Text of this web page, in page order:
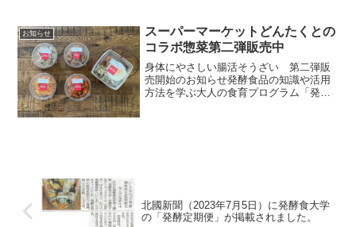
お知らせ
スーパーマーケットどんたくとの
コラボ惣菜第二弾販売中
身体にやさしい腸活そうざい 第二弾販
売開始のお知らせ発酵食品の知識や活用
方法を学ぶ大人の食育プログラム「発酵
北國新聞（2023年7月5日）に発酵食大学
の「発酵定期便」が掲載されました。